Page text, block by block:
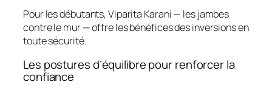
Pour les débutants, Viparita Karani — les jambes
contre le mur — offre les bénéfices des inversions en
toute sécurité.
Les postures d’équilibre pour renforcer la
confiance